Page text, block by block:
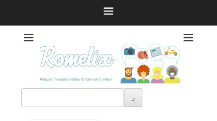
content
Romelix
Roliga & intressanta hobbys för barn och föräldrar!